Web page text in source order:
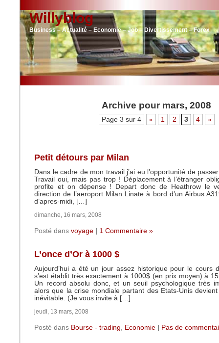
Willyblog
Business – Actualité – Economie – Job – Divertissement – Forex
Archive pour mars, 2008
Page 3 sur 4 « 1 2 3 4 »
Petit détours par Milan
Dans le cadre de mon travail j’ai eu l’opportunité de
Travail oui, mais pas trop ! Déplacement à l’étranger
profite et on dépense ! Depart donc de Heathrow le
direction de l’aeroport Milan Linate à bord d’un Airbus
d’apres-midi, […]
dimanche, 16 mars, 2008
Posté dans voyage 1 Commentaire »
L’once d’Or à 1000 $
Aujourd’hui a été un jour assez historique pour le cours
s’est établit très exactement à 1000$ (en prix moyen) à
Un record absolu donc, et un seuil psychologique très
alors que la crise mondiale partant des Etats-Unis
inévitable. (Je vous invite à […]
jeudi, 13 mars, 2008
Posté dans Bourse - trading, Economie Pas de